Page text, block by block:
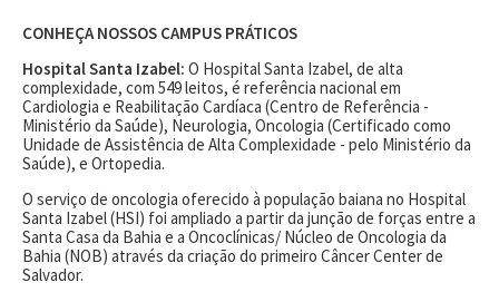
CONHEÇA NOSSOS CAMPUS PRÁTICOS
Hospital Santa Izabel: O Hospital Santa Izabel, de alta
complexidade, com 549 leitos, é referência nacional em
Cardiologia e Reabilitação Cardíaca (Centro de Referência -
Ministério da Saúde), Neurologia, Oncologia (Certificado como
Unidade de Assistência de Alta Complexidade - pelo Ministério da
Saúde), e Ortopedia.
O serviço de oncologia oferecido à população baiana no Hospital
Santa Izabel (HSI) foi ampliado a partir da junção de forças entre a
Santa Casa da Bahia e a Oncoclínicas/ Núcleo de Oncologia da
Bahia (NOB) através da criação do primeiro Câncer Center de
Salvador.